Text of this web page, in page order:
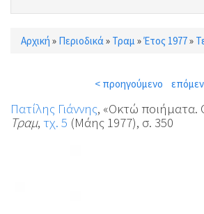
Είστε εδώ
Αρχική » Περιοδικά » Τραμ »Έτος 1977»
< προηγούμενο
Πατίλης Γιάννης, «Οκτώ ποιήματα.
Τραμ, τχ. 5 (Μάης 1977), σ. 350